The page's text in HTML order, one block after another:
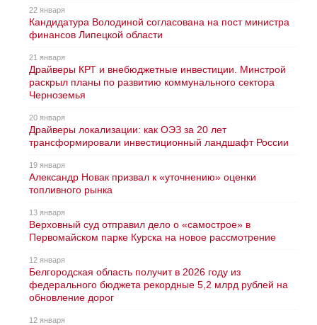
22 января
Кандидатура Володиной согласована на пост министра
финансов Липецкой области
21 января
Драйверы КРТ и внебюджетные инвестиции. Минстрой
раскрыл планы по развитию коммунального сектора
Черноземья
20 января
Драйверы локализации: как ОЭЗ за 20 лет
трансформировали инвестиционный ландшафт России
19 января
Александр Новак призвал к «уточнению» оценки
топливного рынка
13 января
Верховный суд отправил дело о «самострое» в
Первомайском парке Курска на новое рассмотрение
12 января
Белгородская область получит в 2026 году из
федерального бюджета рекордные 5,2 млрд рублей на
обновление дорог
12 января